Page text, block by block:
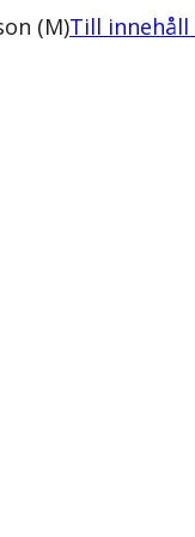
(M)Till innehåll